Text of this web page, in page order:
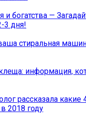
и богатства —
3 дня!
стиральная
информация,
рассказала какие
2018 году